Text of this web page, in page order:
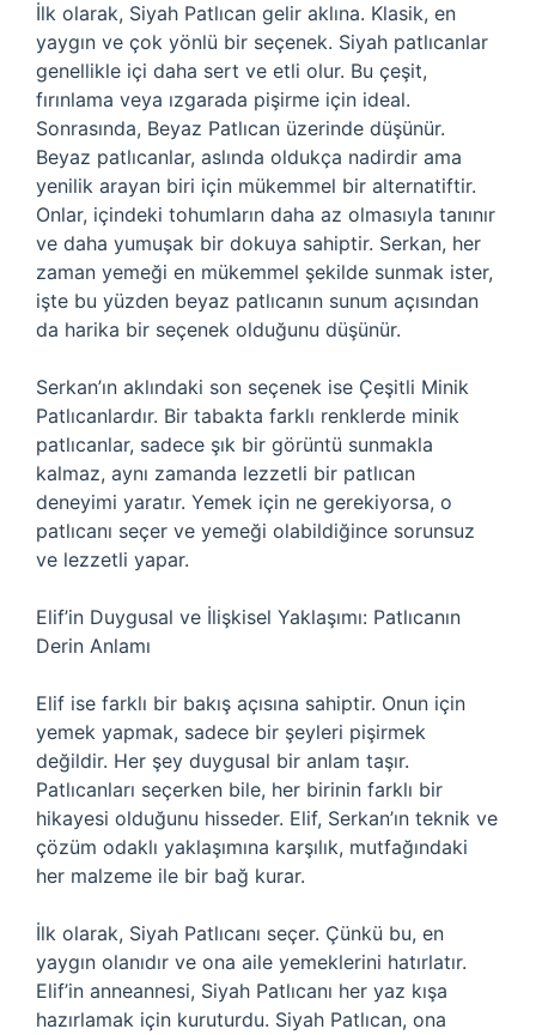
İlk olarak, Siyah Patlıcan gelir aklına. Klasik, en
yaygın ve çok yönlü bir seçenek. Siyah patlıcanlar
genellikle içi daha sert ve etli olur. Bu çeşit,
fırınlama veya ızgarada pişirme için ideal.
Sonrasında, Beyaz Patlıcan üzerinde düşünür.
Beyaz patlıcanlar, aslında oldukça nadirdir ama
yenilik arayan biri için mükemmel bir alternatiftir.
Onlar, içindeki tohumların daha az olmasıyla tanınır
ve daha yumuşak bir dokuya sahiptir. Serkan, her
zaman yemeği en mükemmel şekilde sunmak ister,
işte bu yüzden beyaz patlıcanın sunum açısından
da harika bir seçenek olduğunu düşünür.
Serkan’ın aklındaki son seçenek ise Çeşitli Minik
Patlıcanlardır. Bir tabakta farklı renklerde minik
patlıcanlar, sadece şık bir görüntü sunmakla
kalmaz, aynı zamanda lezzetli bir patlıcan
deneyimi yaratır. Yemek için ne gerekiyorsa, o
patlıcanı seçer ve yemeği olabildiğince sorunsuz
ve lezzetli yapar.
Elif’in Duygusal ve İlişkisel Yaklaşımı: Patlıcanın
Derin Anlamı
Elif ise farklı bir bakış açısına sahiptir. Onun için
yemek yapmak, sadece bir şeyleri pişirmek
değildir. Her şey duygusal bir anlam taşır.
Patlıcanları seçerken bile, her birinin farklı bir
hikayesi olduğunu hisseder. Elif, Serkan’ın teknik ve
çözüm odaklı yaklaşımına karşılık, mutfağındaki
her malzeme ile bir bağ kurar.
İlk olarak, Siyah Patlıcanı seçer. Çünkü bu, en
yaygın olanıdır ve ona aile yemeklerini hatırlatır.
Elif’in anneannesi, Siyah Patlıcanı her yaz kışa
hazırlamak için kuruturdu. Siyah Patlıcan, ona